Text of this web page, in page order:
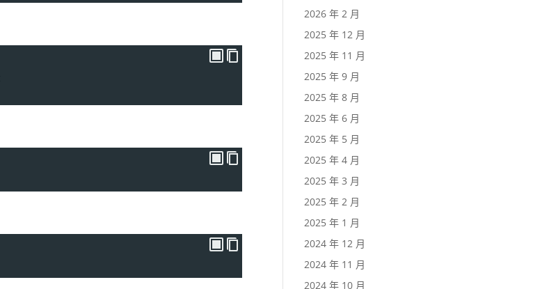
2026 年 2 月
2025 年 12 月
2025 年 11 月
2025 年 9 月
2025 年 8 月
2025 年 6 月
2025 年 5 月
2025 年 4 月
2025 年 3 月
2025 年 2 月
2025 年 1 月
2024 年 12 月
2024 年 11 月
2024 年 10 月